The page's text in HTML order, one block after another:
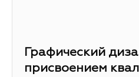
Графический
присвоением